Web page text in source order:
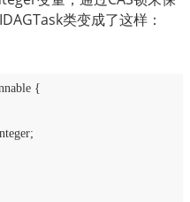
类变成了这样：
{